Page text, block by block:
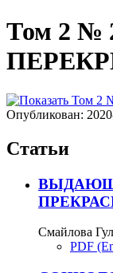
Том 2 №
Опубликован:
Статьи
Смайлова
PDF